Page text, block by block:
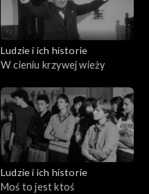
Ludzie i ich historie
W cieniu krzywej wieży
Ludzie i ich historie
Moś to jest ktoś